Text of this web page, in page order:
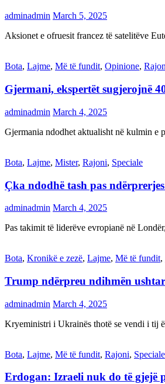
adminadmin March 5, 2025
Aksionet e ofruesit francez të satelitëve
Bota, Lajme, Më të fundit, Opinione,
Gjermani, ekspertët sugjerojnë
adminadmin March 4, 2025
Gjermania ndodhet aktualisht në kulmin
Bota, Lajme, Mister, Rajoni, Speciale
Çka ndodhë tash pas
adminadmin March 4, 2025
Pas takimit të liderëve evropianë në
Bota, Kronikë e zezë, Lajme, Më të fundit,
Trump ndërpreu ndihmën
adminadmin March 4, 2025
Kryeministri i Ukrainës thotë se vendi i tij
Bota, Lajme, Më të fundit, Rajoni, Speciale
Erdogan: Izraeli nuk do të gjejë